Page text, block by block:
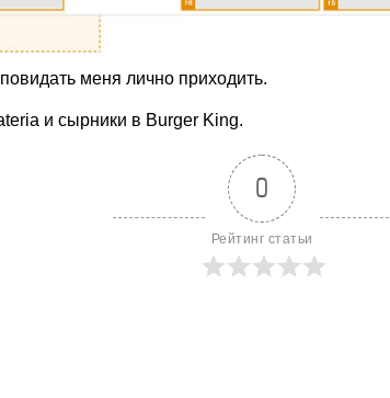
меня лично приходить.
и сырники в Burger King.
0
Рейтинг статьи